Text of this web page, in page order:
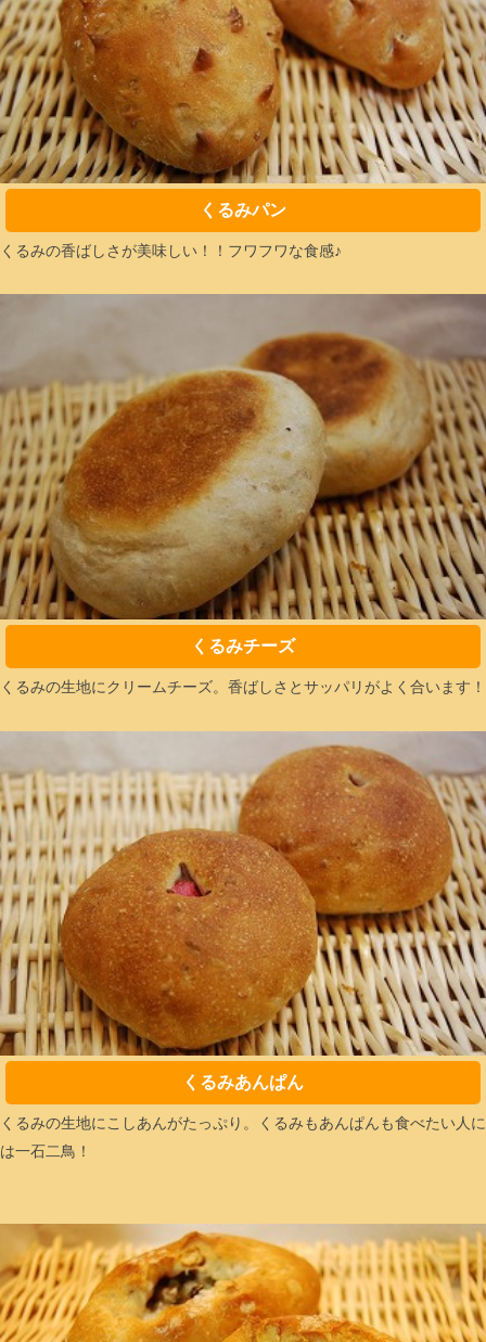
くるみパン
くるみの香ばしさが美味しい！！フワフワな食感♪
くるみチーズ
くるみの生地にクリームチーズ。香ばしさとサッパリがよく合います！
くるみあんぱん
くるみの生地にこしあんがたっぷり。くるみもあんぱんも食べたい人に
は一石二鳥！